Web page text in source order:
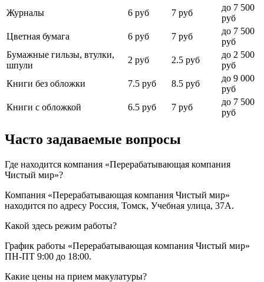
Журналы
6 руб 7 руб
до 7 500
руб
Цветная бумага
6 руб 7 руб
до 7 500
руб
Бумажные гильзы, втулки,
шпули
2 руб 2.5 руб
до 2 500
руб
Книги без обложки
7.5 руб 8.5 руб
до 9 000
руб
Книги с обложкой
6.5 руб 7 руб
до 7 500
руб
Часто задаваемые вопросы
Где находится компания «Перерабатывающая компания
Чистый мир»?
Компания «Перерабатывающая компания Чистый мир»
находится по адресу Россия, Томск, Учебная улица, 37А.
Какой здесь режим работы?
График работы «Перерабатывающая компания Чистый мир»
ПН-ПТ 9:00 до 18:00.
Какие цены на прием макулатуры?